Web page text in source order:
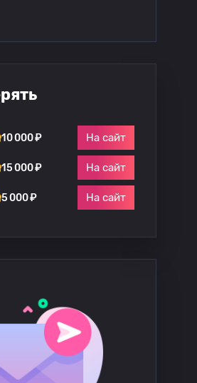
10 000 ₽ На сайт
15 000 ₽ На сайт
5 000 ₽ На сайт